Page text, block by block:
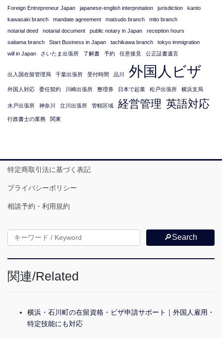
Foreign Entrepreneur Japan
japanese-english interpretation jurisdiction
kanto
kawasaki branch
mandate agreement matsudo branch
mito branch
notarial deed
notarial document public notary in Japan
reception hours
saitama branch
Start Business in Japan tachikawa branch
tokyo immigration
will in Japan
さいたま出張所 了解書 予約 任意後見 公正証書遺言
出入国在留管理局 千葉出張所 受付時間 品川 外国人ビザ
外国人対応 委任契約 川崎出張所 整理券 日本で起業 松戸出張所 横浜支局
水戸出張所 神奈川 立川出張所 管轄区域 経営管理 英語対応
行政書士の業務 関東
特定商取引法に基づく表記
プライバシーポリシー
相談予約・利用規約
🔎Search
関連/Related
横浜・石川町の在留資格・ビザ申請サポート｜外国人雇用・
特定技能にも対応